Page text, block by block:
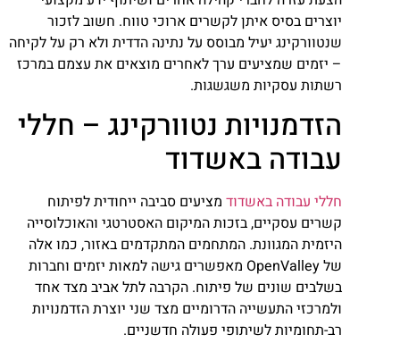
יוצרים בסיס איתן לקשרים ארוכי טווח. חשוב לזכור
שנטוורקינג יעיל מבוסס על נתינה הדדית ולא רק על לקיחה
– יזמים שמציעים ערך לאחרים מוצאים את עצמם במרכז
רשתות עסקיות משגשגות.
הזדמנויות נטוורקינג – חללי
עבודה באשדוד
חללי עבודה באשדוד מציעים סביבה ייחודית לפיתוח
קשרים עסקיים, בזכות המיקום האסטרטגי והאוכלוסייה
היזמית המגוונת. המתחמים המתקדמים באזור, כמו אלה
של OpenValley מאפשרים גישה למאות יזמים וחברות
בשלבים שונים של פיתוח. הקרבה לתל אביב מצד אחד
ולמרכזי התעשייה הדרומיים מצד שני יוצרת הזדמנויות
רב-תחומיות לשיתופי פעולה חדשניים.